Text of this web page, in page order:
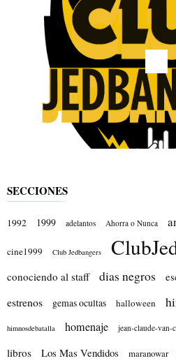
SECCIONES
1992 1999 adelantos Ahorra o Nunca
cine1999 Club Jedbangers
conociendo al staff dias negros
estrenos gemas ocultas halloween
himnosdebatalla homenaje jean-claude-van-
libros Los Mas Vendidos maranowar